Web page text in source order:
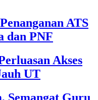
ATS
dan PNF
Akses
UT